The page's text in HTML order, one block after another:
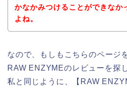
かなかみつけることができなか
よね。
なので、もしもこちらのページ
RAW ENZYMEのレビューを探
私と同じように、【RAW